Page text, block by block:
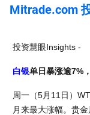
Mitrade.com
投资慧眼Insights -
白银单日暴涨逾7%
周一（5月11日）
月来最大涨幅。贵